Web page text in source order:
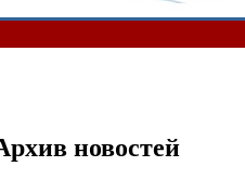
новостей